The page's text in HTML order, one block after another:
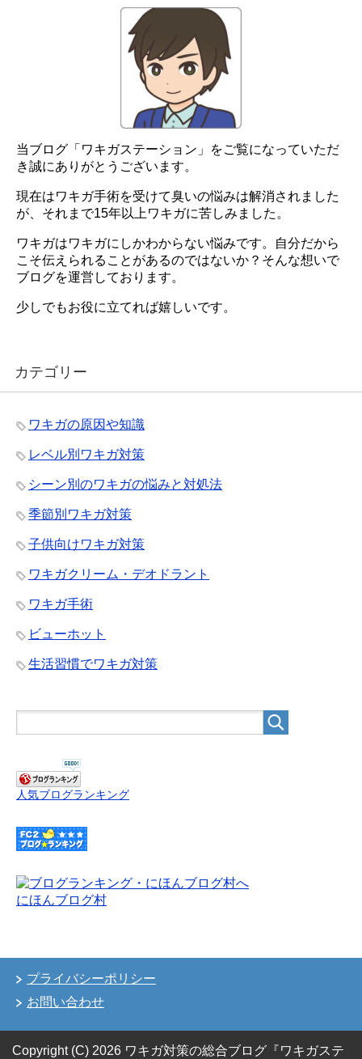
当ブログ「ワキガステーション」をご覧になっていただ
き誠にありがとうございます。
現在はワキガ手術を受けて臭いの悩みは解消されました
が、それまで15年以上ワキガに苦しみました。
ワキガはワキガにしかわからない悩みです。自分だから
こそ伝えられることがあるのではないか？そんな想いで
ブログを運営しております。
少しでもお役に立てれば嬉しいです。
カテゴリー
ワキガの原因や知識
レベル別ワキガ対策
シーン別のワキガの悩みと対処法
季節別ワキガ対策
子供向けワキガ対策
ワキガクリーム・デオドラント
ワキガ手術
ビューホット
生活習慣でワキガ対策
人気ブログランキング
にほんブログ村
プライバシーポリシー
お問い合わせ
Copyright (C) 2026 ワキガ対策の総合ブログ『ワキガステ